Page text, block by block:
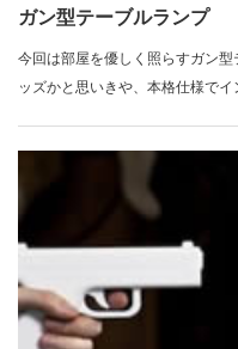
ガン型テーブルランプ
今回は部屋を優しく照らすガン
ッズかと思いきや、本格仕様でイ